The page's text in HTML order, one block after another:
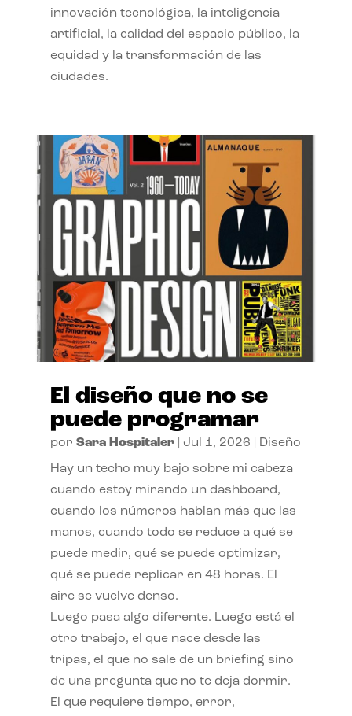
innovación tecnológica, la inteligencia
artificial, la calidad del espacio público, la
equidad y la transformación de las
ciudades.
El diseño que no se
puede programar
por Sara Hospitaler| Jul 1, 2026 Diseño
Hay un techo muy bajo sobre mi cabeza
cuando estoy mirando un dashboard,
cuando los números hablan más que las
manos, cuando todo se reduce a qué se
puede medir, qué se puede optimizar,
qué se puede replicar en 48 horas. El
aire se vuelve denso.
Luego pasa algo diferente. Luego está el
otro trabajo, el que nace desde las
tripas, el que no sale de un briefing sino
de una pregunta que no te deja dormir.
El que requiere tiempo, error,